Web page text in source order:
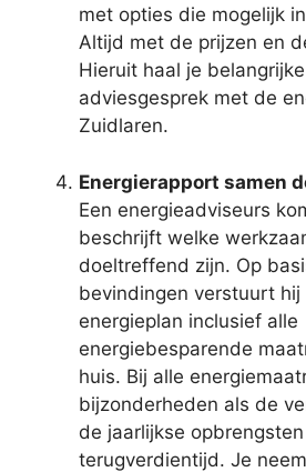
met opties die mogelijk
Altijd met de prijzen en
Hieruit haal je
adviesgesprek met de
Zuidlaren.
Energierapport samen
Een energieadviseurs
beschrijft welke
doeltreffend zijn. Op
bevindingen verstuurt hij
energieplan inclusief alle
energiebesparende
huis. Bij alle
bijzonderheden als de
de jaarlijkse
terugverdientijd. Je